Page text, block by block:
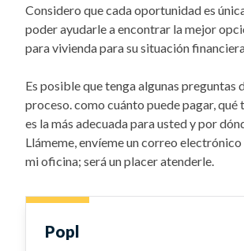
Considero que cada oportunidad es
poder ayudarle a encontrar la mejor
para vivienda para su situación
Es posible que tenga algunas preguntas
proceso. como cuánto puede pagar,
es la más adecuada para usted y por
Llámeme, envíeme un correo
mi oficina; será un placer atenderle.
Popl